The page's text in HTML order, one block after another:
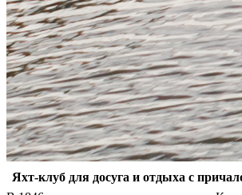
Яхт-клуб для досуга и отдыха с